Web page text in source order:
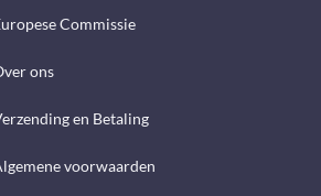
Commissie
ons
en Betaling
voorwaarden